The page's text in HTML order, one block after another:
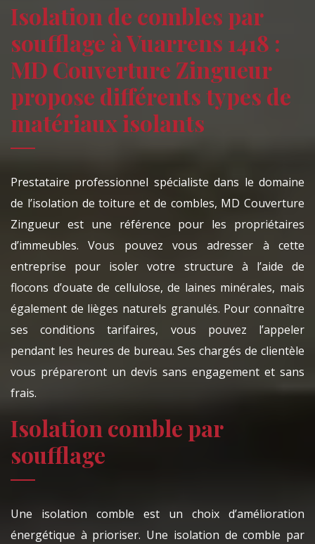
Isolation de combles par
soufflage à Vuarrens 1418 :
MD Couverture Zingueur
propose différents types de
matériaux isolants
Prestataire professionnel spécialiste dans le domaine
de l’isolation de toiture et de combles, MD Couverture
Zingueur est une référence pour les propriétaires
d’immeubles. Vous pouvez vous adresser à cette
entreprise pour isoler votre structure à l’aide de
flocons d’ouate de cellulose, de laines minérales, mais
également de lièges naturels granulés. Pour connaître
ses conditions tarifaires, vous pouvez l’appeler
pendant les heures de bureau. Ses chargés de clientèle
vous prépareront un devis sans engagement et sans
frais.
Isolation comble par
soufflage
Une isolation comble est un choix d’amélioration
énergétique à prioriser. Une isolation de comble par